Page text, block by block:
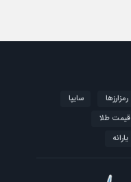
رمزارزها
سایپا
قیمت طلا
یارانه